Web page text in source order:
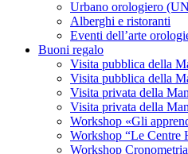
Urbano orologiero
Alberghi e ristoranti
Eventi dell’arte
Buoni regalo
Visita pubblica della
Visita pubblica della
Visita privata della
Visita privata della
Workshop «Gli
Workshop “Le Centre
Workshop